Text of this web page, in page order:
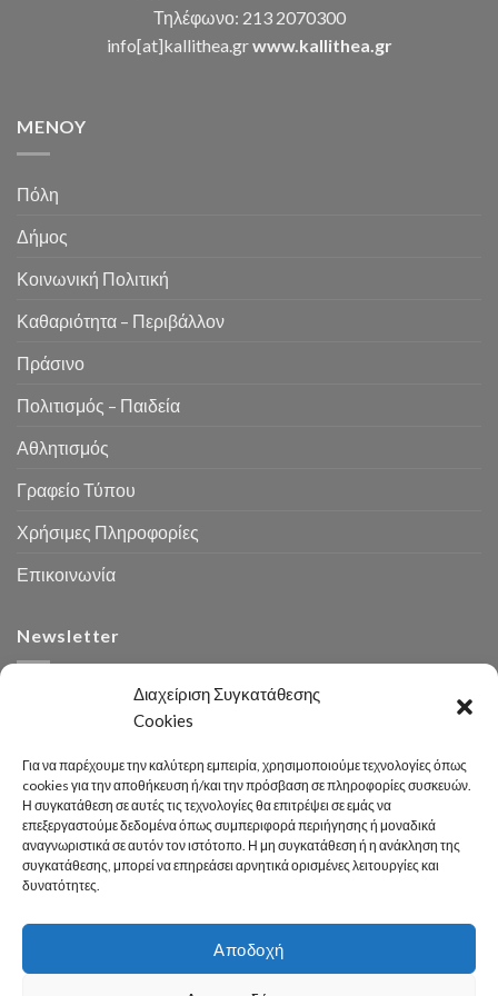
Διαχείριση Συγκατάθεσης
Cookies
Για να παρέχουμε την καλύτερη εμπειρία, χρησιμοποιούμε τεχνολογίες όπως
cookies για την αποθήκευση ή/και την πρόσβαση σε πληροφορίες συσκευών.
Η συγκατάθεση σε αυτές τις τεχνολογίες θα επιτρέψει σε εμάς να
επεξεργαστούμε δεδομένα όπως συμπεριφορά περιήγησης ή μοναδικά
αναγνωριστικά σε αυτόν τον ιστότοπο. Η μη συγκατάθεση ή η ανάκληση της
συγκατάθεσης, μπορεί να επηρεάσει αρνητικά ορισμένες λειτουργίες και
δυνατότητες.
Αποδοχή
Τηλέφωνο: 213 2070300
info[at]kallithea.grwww.kallithea.gr
MENOY
Πόλη
Δήμος
Κοινωνική Πολιτική
Καθαριότητα – Περιβάλλον
Πράσινο
Πολιτισμός – Παιδεία
Αθλητισμός
Γραφείο Τύπου
Χρήσιμες Πληροφορίες
Επικοινωνία
Newsletter
Αναζήτηση
Developed 2026 by